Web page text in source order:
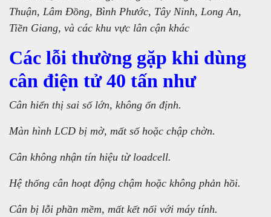
Thuận, Lâm Đồng, Bình Phước, Tây Ninh, Long An,
Tiền Giang, và các khu vực lân cận khác
Các lỗi thường gặp khi dùng
cân điện tử 40 tấn như
Cân hiển thị sai số lớn, không ổn định.
Màn hình LCD bị mờ, mất số hoặc chập chờn.
Cân không nhận tín hiệu từ loadcell.
Hệ thống cân hoạt động chậm hoặc không phản hồi.
Cân bị lỗi phần mềm, mất kết nối với máy tính.